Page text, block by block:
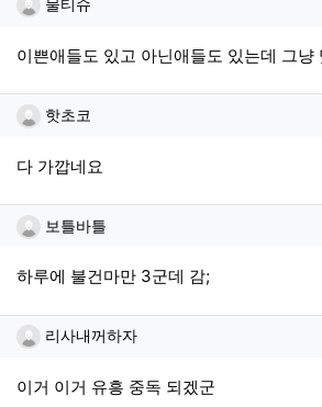
물티슈
이쁜애들도 있고 아닌애들도 있는데 그냥
핫초코님의 댓글
핫초코
다 가깝네요
보틀바틀님의 댓글
보틀바틀
하루에 불건마만 3군데 감;
리사내꺼하자님의 댓글
리사내꺼하자
이거 이거 유흥 중독 되겠군